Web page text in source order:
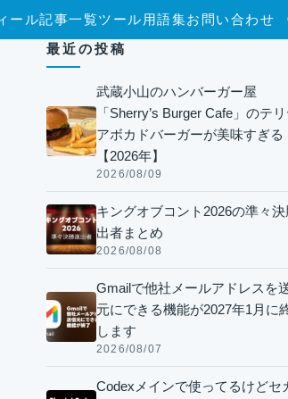
ール記事一覧ツール 用語集お問い合わせ
最近の投稿
武蔵小山のハンバーガー屋
「Sherry’s Burger Cafe」のテ
アボカドバーガーが美味すぎる
【2026年】
2026/08/09
キングオブコント2026の準々決
出者まとめ
2026/08/08
Gmailで他社メールアドレスを
元にできる機能が2027年1月に
します
2026/08/07
Codexメインで使ってるけどセ